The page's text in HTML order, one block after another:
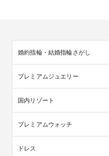
婚約指輪・結婚指輪さがし
プレミアムジュエリー
国内リゾート
プレミアムウォッチ
ドレス